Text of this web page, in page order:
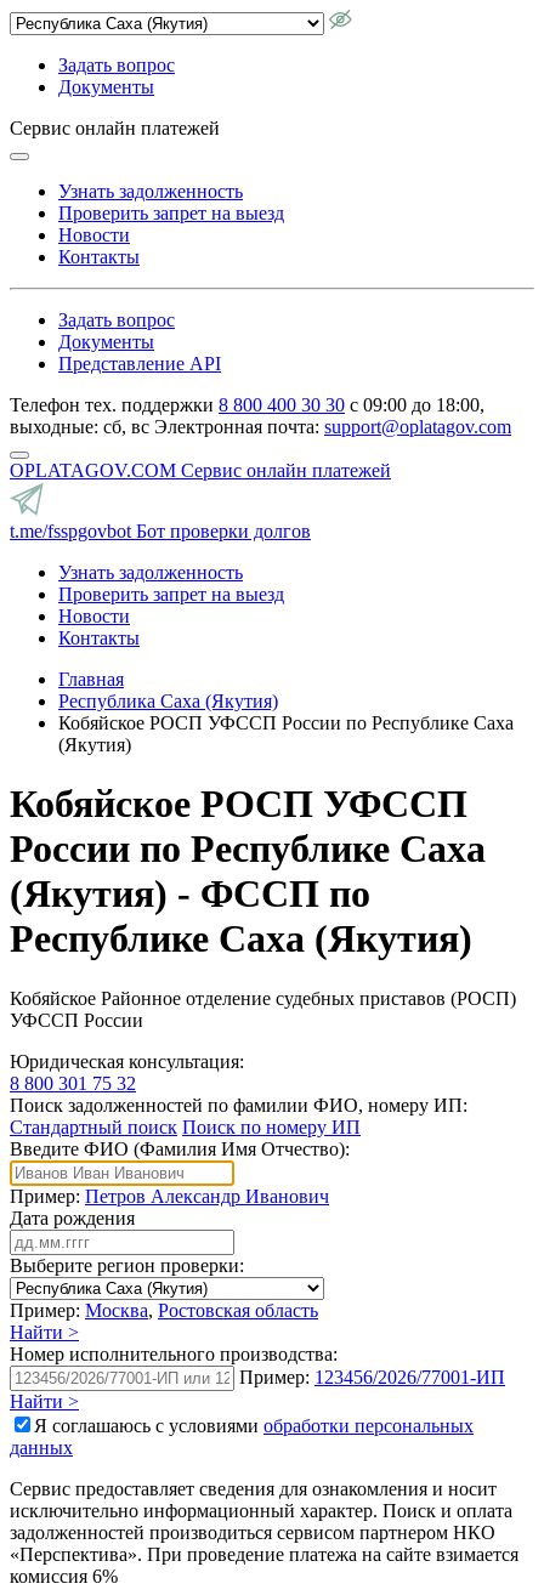
Задать вопрос
Документы
Сервис онлайн платежей
Узнать задолженность
Проверить запрет на выезд
Новости
Контакты
Задать вопрос
Документы
Представление API
Телефон тех. поддержки 8 800 400 30 30 с 09:00 до 18:00,
выходные: сб, вс Электронная почта: support@oplatagov.com
OPLATAGOV.COM Сервис онлайн платежей
t.me/fsspgovbot Бот проверки долгов
Узнать задолженность
Проверить запрет на выезд
Новости
Контакты
Главная
Республика Саха (Якутия)
Кобяйское РОСП УФССП России по Республике Саха
(Якутия)
Кобяйское РОСП УФССП
России по Республике Саха
(Якутия) - ФССП по
Республике Саха (Якутия)
Кобяйское Районное отделение судебных приставов (РОСП)
УФССП России
Юридическая консультация:
8 800 301 75 32
Поиск задолженностей по фамилии ФИО, номеру ИП:
Стандартный поиск Поиск по номеру ИП
Введите ФИО (Фамилия Имя Отчество):
Пример: Петров Александр Иванович
Дата рождения
Выберите регион проверки:
Пример: Москва, Ростовская область
Найти >
Номер исполнительного производства:
Пример: 123456/2026/77001-ИП
Найти >
Я соглашаюсь с условиями обработки персональных
данных
Сервис предоставляет сведения для ознакомления и носит
исключительно информационный характер. Поиск и оплата
задолженностей производиться сервисом партнером НКО
«Перспектива». При проведение платежа на сайте взимается
комиссия 6%